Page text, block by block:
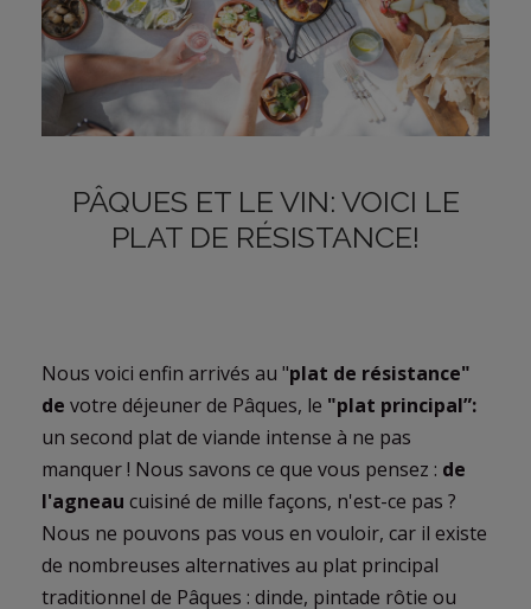
PÂQUES ET LE VIN: VOICI LE
PLAT DE RÉSISTANCE!
Nous voici enfin arrivés au "plat de résistance"
de votre déjeuner de Pâques, le "plat principal”:
un second plat de viande intense à ne pas
manquer ! Nous savons ce que vous pensez : de
l'agneau cuisiné de mille façons, n'est-ce pas ?
Nous ne pouvons pas vous en vouloir, car il existe
de nombreuses alternatives au plat principal
traditionnel de Pâques : dinde, pintade rôtie ou